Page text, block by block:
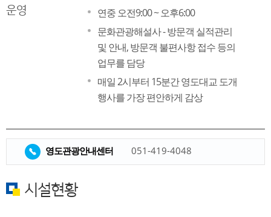
운영
연중 오전9:00 ~ 오후6:00
문화관광해설사 - 방문객 실적관리
및 안내, 방문객 불편사항 접수 등의
업무를 담당
매일 2시부터 15분간 영도대교 도개
행사를 가장 편안하게 감상
영도관광안내센터 051-419-4048
시설현황